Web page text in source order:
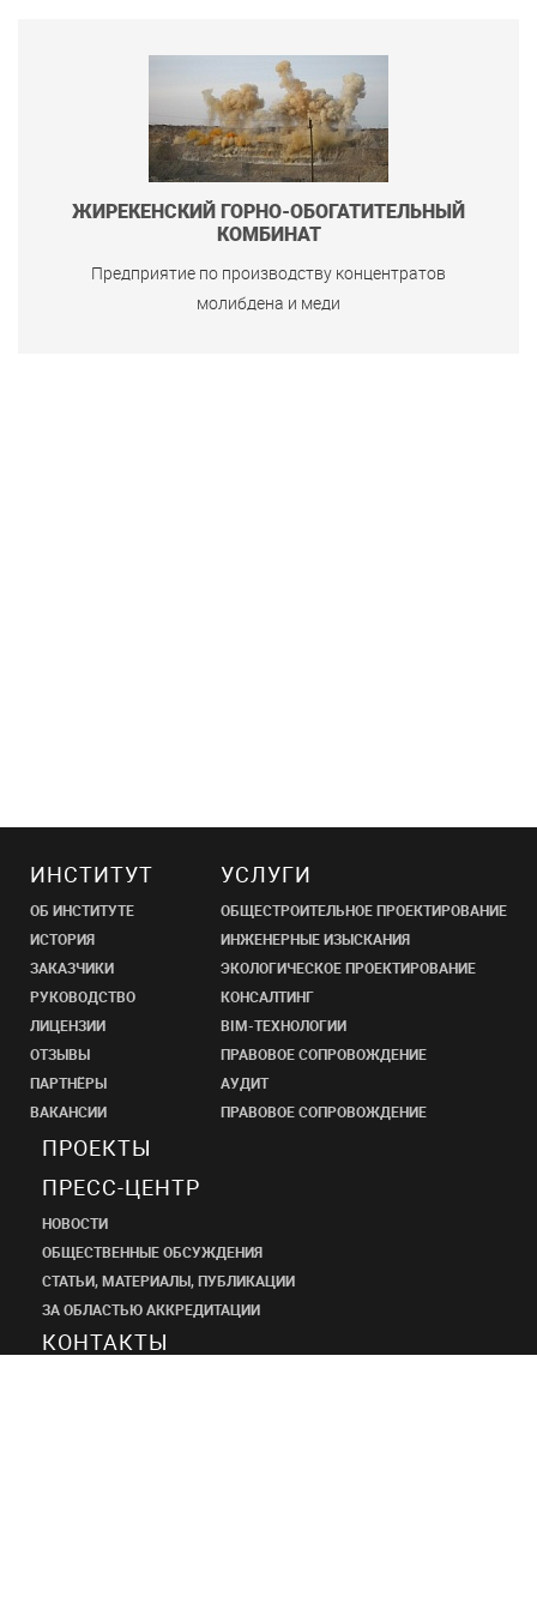
ЖИРЕКЕНСКИЙ ГОРНО-ОБОГАТИТЕЛЬНЫЙ
КОМБИНАТ
Предприятие по производству концентратов
молибдена и меди
ИНСТИТУТ
ОБ ИНСТИТУТЕ
ИСТОРИЯ
ЗАКАЗЧИКИ
РУКОВОДСТВО
ЛИЦЕНЗИИ
ОТЗЫВЫ
ПАРТНЁРЫ
ВАКАНСИИ
УСЛУГИ
ОБЩЕСТРОИТЕЛЬНОЕ ПРОЕКТИРОВАНИЕ
ИНЖЕНЕРНЫЕ ИЗЫСКАНИЯ
ЭКОЛОГИЧЕСКОЕ ПРОЕКТИРОВАНИЕ
КОНСАЛТИНГ
BIM-ТЕХНОЛОГИИ
ПРАВОВОЕ СОПРОВОЖДЕНИЕ
АУДИТ
ПРАВОВОЕ СОПРОВОЖДЕНИЕ
ПРОЕКТЫ
ПРЕСС-ЦЕНТР
НОВОСТИ
ОБЩЕСТВЕННЫЕ ОБСУЖДЕНИЯ
СТАТЬИ, МАТЕРИАЛЫ, ПУБЛИКАЦИИ
ЗА ОБЛАСТЬЮ АККРЕДИТАЦИИ
КОНТАКТЫ